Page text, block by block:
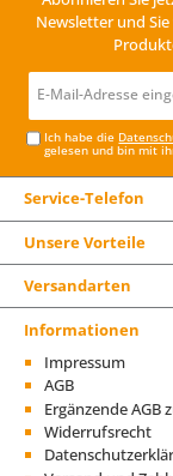
Newsletter und
Ich habe die
gelesen und bin mit
Service-Telefon
Unsere Vorteile
Versandarten
Informationen
Impressum
AGB
Ergänzende AGB
Widerrufsrecht